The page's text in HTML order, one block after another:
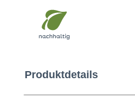
Produktdetails